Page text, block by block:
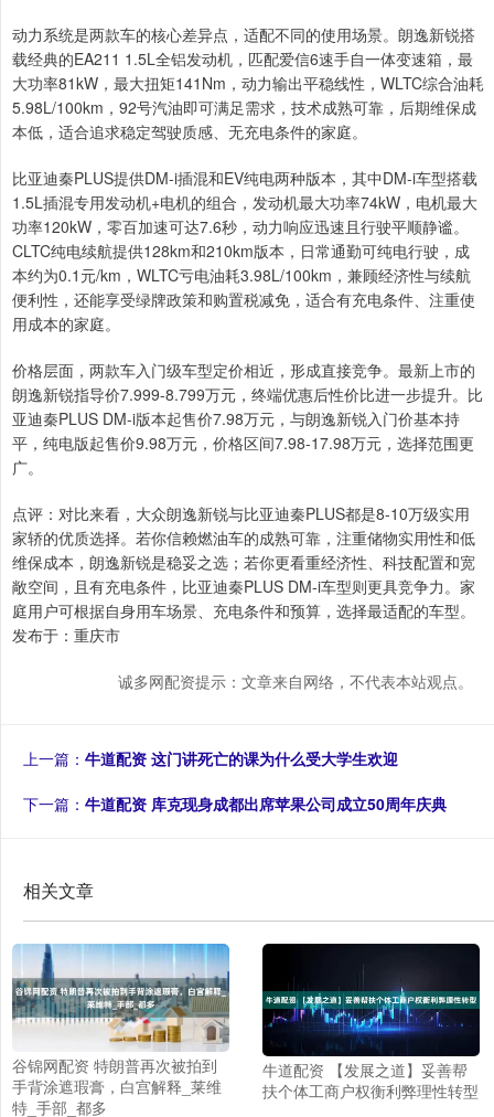
动力系统是两款车的核心差异点，适配不同的使用场景。朗逸新锐搭
载经典的EA211 1.5L全铝发动机，匹配爱信6速手自一体变速箱，最
大功率81kW，最大扭矩141Nm，动力输出平稳线性，WLTC综合油耗
5.98L/100km，92号汽油即可满足需求，技术成熟可靠，后期维保成
本低，适合追求稳定驾驶质感、无充电条件的家庭。
比亚迪秦PLUS提供DM-i插混和EV纯电两种版本，其中DM-i车型搭载
1.5L插混专用发动机+电机的组合，发动机最大功率74kW，电机最大
功率120kW，零百加速可达7.6秒，动力响应迅速且行驶平顺静谧。
CLTC纯电续航提供128km和210km版本，日常通勤可纯电行驶，成
本约为0.1元/km，WLTC亏电油耗3.98L/100km，兼顾经济性与续航
便利性，还能享受绿牌政策和购置税减免，适合有充电条件、注重使
用成本的家庭。
价格层面，两款车入门级车型定价相近，形成直接竞争。最新上市的
朗逸新锐指导价7.999-8.799万元，终端优惠后性价比进一步提升。比
亚迪秦PLUS DM-i版本起售价7.98万元，与朗逸新锐入门价基本持
平，纯电版起售价9.98万元，价格区间7.98-17.98万元，选择范围更
广。
点评：对比来看，大众朗逸新锐与比亚迪秦PLUS都是8-10万级实用
家轿的优质选择。若你信赖燃油车的成熟可靠，注重储物实用性和低
维保成本，朗逸新锐是稳妥之选；若你更看重经济性、科技配置和宽
敞空间，且有充电条件，比亚迪秦PLUS DM-i车型则更具竞争力。家
庭用户可根据自身用车场景、充电条件和预算，选择最适配的车型。
发布于：重庆市
诚多网配资提示：文章来自网络，不代表本站观点。
上一篇： 牛道配资 这门讲死亡的课为什么受大学生欢迎
下一篇： 牛道配资 库克现身成都出席苹果公司成立50周年庆典
相关文章
谷锦网配资 特朗普再次被拍到
手背涂遮瑕膏，白宫解释_莱维
特_手部_都多
牛道配资 【发展之道】妥善帮
扶个体工商户权衡利弊理性转型